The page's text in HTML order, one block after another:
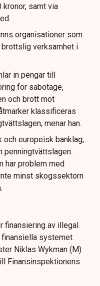
samt via
organisationer som
verksamhet i
in pengar till
för sabotage,
och brott mot
klassificeras
menar han.
och europeisk banklag,
penningtvättslagen.
har problem med
minst skogssektorn
finansiering av illegal
systemet
Niklas Wykman (M)
Finansinspektionens